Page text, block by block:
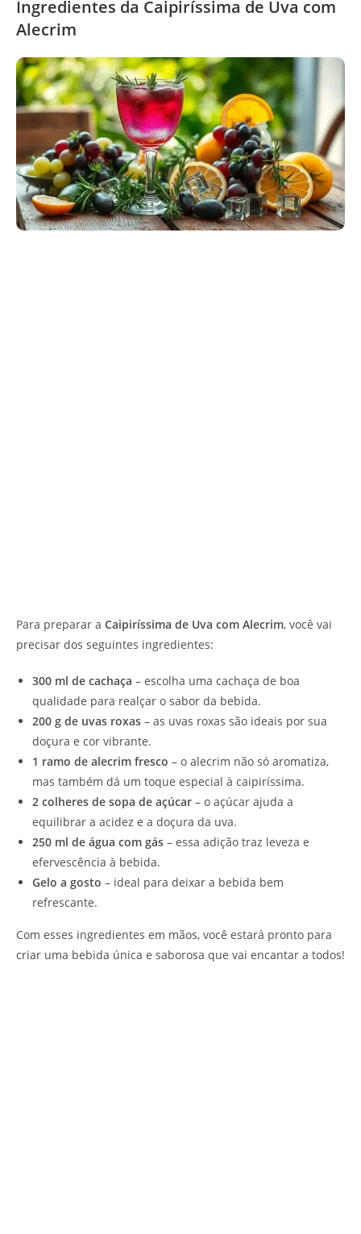
Ingredientes da Caipiríssima de Uva com
Alecrim
Para preparar a Caipiríssima de Uva com Alecrim, você vai
precisar dos seguintes ingredientes:
300 ml de cachaça – escolha uma cachaça de boa
qualidade para realçar o sabor da bebida.
200 g de uvas roxas – as uvas roxas são ideais por sua
doçura e cor vibrante.
1 ramo de alecrim fresco – o alecrim não só aromatiza,
mas também dá um toque especial à caipiríssima.
2 colheres de sopa de açúcar – o açúcar ajuda a
equilibrar a acidez e a doçura da uva.
250 ml de água com gás – essa adição traz leveza e
efervescência à bebida.
Gelo a gosto – ideal para deixar a bebida bem
refrescante.
Com esses ingredientes em mãos, você estará pronto para
criar uma bebida única e saborosa que vai encantar a todos!